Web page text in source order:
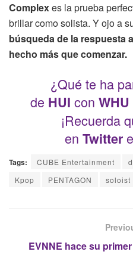
Complexes la prueba
brillar como solista. Y ojo a
búsqueda de la respuesta
hecho más que comenzar.
¿Qué te ha
de HUI con
¡Recuerda
en Twitter e
Tags: CUBE Entertainment
Kpop
PENTAGON soloist
EVNNE hace su